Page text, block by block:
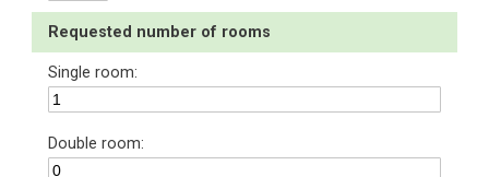
Requested number of rooms
Single room:
Double room: